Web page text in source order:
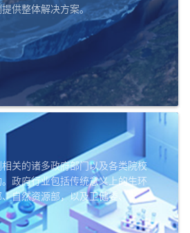
供整体解决方案。
关的诸多政府部门以及各类院校
政府行业包括传统意义上的生环
自然资源部，以及卫健委、农业
、公检法、军队系统等；教育科研
的环境类院系、给排水专业等，以